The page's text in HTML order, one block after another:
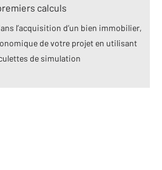
calculs
l’acquisition d’un bien immobilier,
de votre projet en utilisant
de simulation